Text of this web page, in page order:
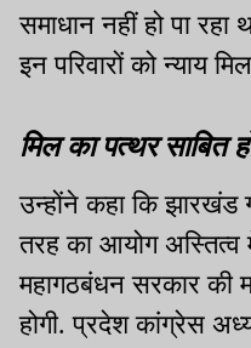
समाधान नहीं हो पा
इन परिवारों को न्याय
मिल का पत्थर साबित
उन्होंने कहा कि झारखंड
तरह का आयोग
महागठबंधन सरकार की
होगी. प्रदेश कांग्रेस